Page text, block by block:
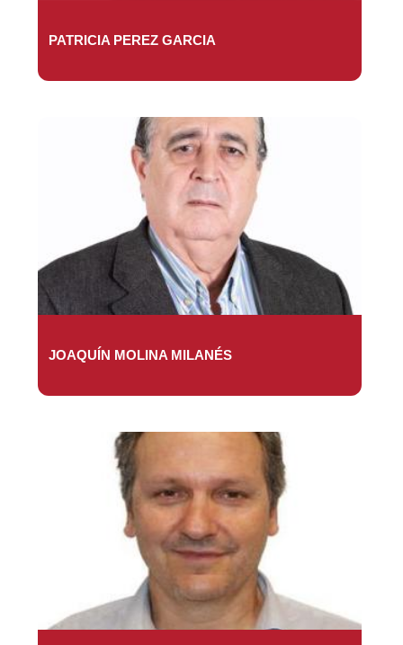
PATRICIA PEREZ GARCIA
JOAQUÍN MOLINA MILANÉS